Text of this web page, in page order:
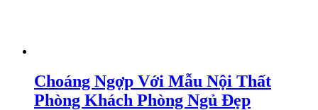
Choáng Ngợp Với Mẫu Nội Thất
Phòng Khách Phòng Ngủ Đẹp